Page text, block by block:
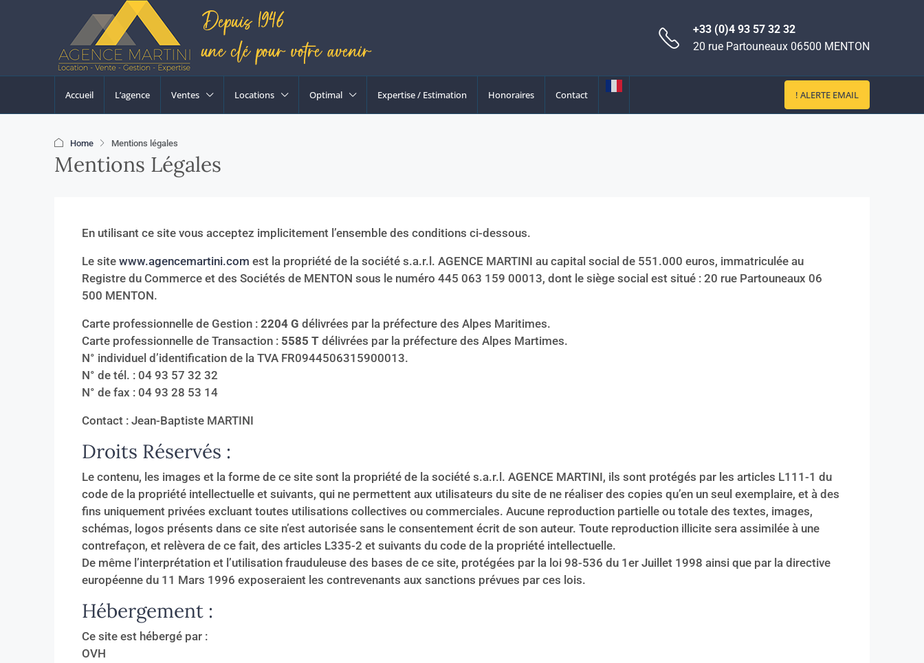
+33 (0)4 93 57 32 32
20 rue Partouneaux 06500 MENTON
Accueil L’agence Ventes Locations Optimal Expertise / Estimation Honoraires Contact ! ALERTE EMAIL
Home Mentions légales
Mentions Légales
En utilisant ce site vous acceptez implicitement l’ensemble des conditions ci-dessous.
Le site www.agencemartini.com est la propriété de la société s.a.r.l. AGENCE MARTINI au capital social de 551.000 euros, immatriculée au
Registre du Commerce et des Sociétés de MENTON sous le numéro 445 063 159 00013, dont le siège social est situé : 20 rue Partouneaux 06
500 MENTON.
Carte professionnelle de Gestion : 2204 G délivrées par la préfecture des Alpes Maritimes.
Carte professionnelle de Transaction : 5585 T délivrées par la préfecture des Alpes Martimes.
N° individuel d’identification de la TVA FR0944506315900013.
N° de tél. : 04 93 57 32 32
N° de fax : 04 93 28 53 14
Contact : Jean-Baptiste MARTINI
Droits Réservés :
Le contenu, les images et la forme de ce site sont la propriété de la société s.a.r.l. AGENCE MARTINI, ils sont protégés par les articles L111-1 du
code de la propriété intellectuelle et suivants, qui ne permettent aux utilisateurs du site de ne réaliser des copies qu’en un seul exemplaire, et à des
fins uniquement privées excluant toutes utilisations collectives ou commerciales. Aucune reproduction partielle ou totale des textes, images,
schémas, logos présents dans ce site n’est autorisée sans le consentement écrit de son auteur. Toute reproduction illicite sera assimilée à une
contrefaçon, et relèvera de ce fait, des articles L335-2 et suivants du code de la propriété intellectuelle.
De même l’interprétation et l’utilisation frauduleuse des bases de ce site, protégées par la loi 98-536 du 1er Juillet 1998 ainsi que par la directive
européenne du 11 Mars 1996 exposeraient les contrevenants aux sanctions prévues par ces lois.
Hébergement :
Ce site est hébergé par :
OVH